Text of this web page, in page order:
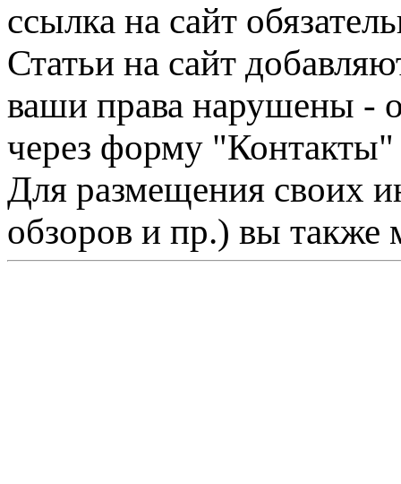
ссылка на сайт
Статьи на сайт
ваши права нарушены -
через форму "Контакты"
Для размещения своих
обзоров и пр.) вы также